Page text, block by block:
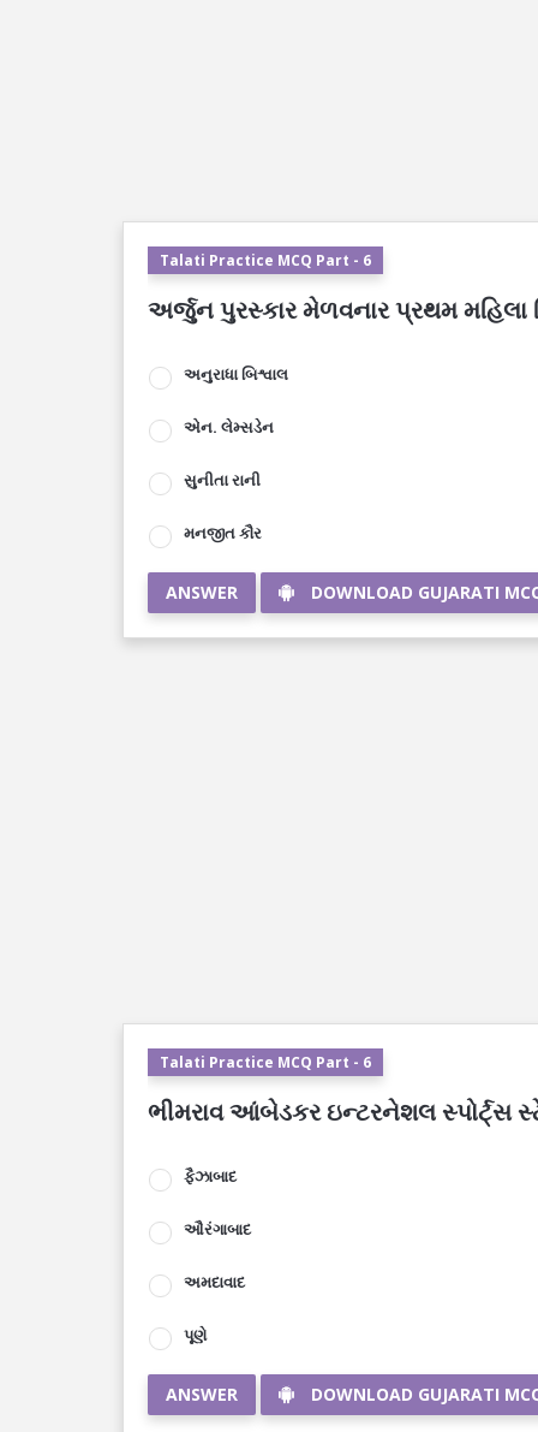
Talati Practice MCQ Part - 6
અર્જુન પુરસ્કાર મેળવનાર પ્રથમ મહિલા
અનુરાધા બિશ્વાલ
એન. લેમ્સડેન
સુનીતા રાની
મનજીત કૌર
ANSWER DOWNLOAD GUJARATI
Talati Practice MCQ Part - 6
ભીમરાવ આંબેડકર ઇન્ટરનેશલ સ્પોર્ટ્સ
ફૈઝાબાદ
ઔરંગાબાદ
અમદાવાદ
પૂણે
ANSWER DOWNLOAD GUJARATI